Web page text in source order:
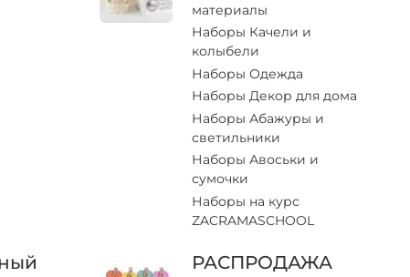
материалы
Наборы Качели и
колыбели
Наборы Одежда
Наборы Декор для дома
Наборы Абажуры и
светильники
Наборы Авоськи и
сумочки
Наборы на курс
ZACRAMASCHOOL
РАСПРОДАЖА